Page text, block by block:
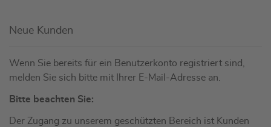
Neue Kunden
Wenn Sie bereits für ein Benutzerkonto registriert sind,
melden Sie sich bitte mit Ihrer E-Mail-Adresse an.
Bitte beachten Sie:
Der Zugang zu unserem geschützten Bereich ist Kunden